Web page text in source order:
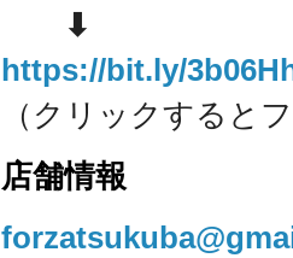
⬇
https://bit.ly/
（クリックすると
店舗情報